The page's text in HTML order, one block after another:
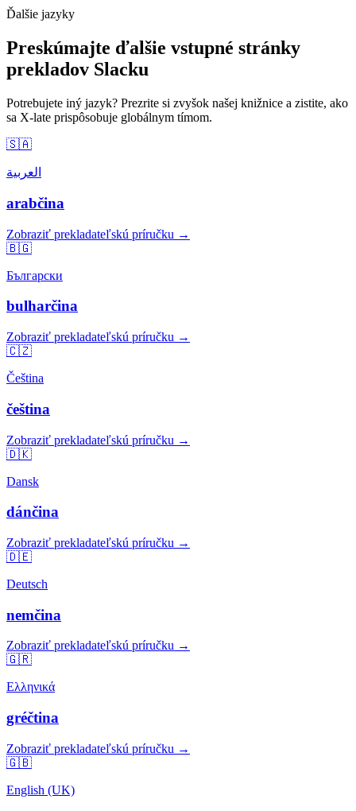
Ďalšie jazyky
Preskúmajte ďalšie vstupné stránky
prekladov Slacku
Potrebujete iný jazyk? Prezrite si zvyšok našej knižnice a zistite, ako
sa X-late prispôsobuje globálnym tímom.
🇸🇦
العربية
arabčina
Zobraziť prekladateľskú príručku →
🇧🇬
Български
bulharčina
Zobraziť prekladateľskú príručku →
🇨🇿
Čeština
čeština
Zobraziť prekladateľskú príručku →
🇩🇰
Dansk
dánčina
Zobraziť prekladateľskú príručku →
🇩🇪
Deutsch
nemčina
Zobraziť prekladateľskú príručku →
🇬🇷
Ελληνικά
gréčtina
Zobraziť prekladateľskú príručku →
🇬🇧
English (UK)